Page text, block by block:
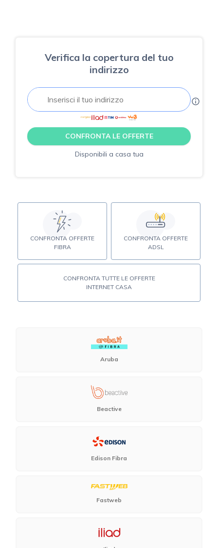
Verifica la copertura del tuo
indirizzo
CONFRONTA LE OFFERTE
Disponibili a casa tua
CONFRONTA OFFERTE
FIBRA
CONFRONTA OFFERTE
ADSL
CONFRONTA TUTTE LE OFFERTE
INTERNET CASA
Aruba
Beactive
Edison Fibra
Fastweb